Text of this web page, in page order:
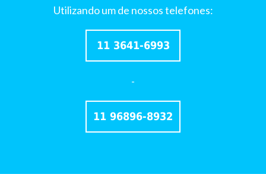
Utilizando um de nossos telefones:
11 3641-6993
-
11 96896-8932